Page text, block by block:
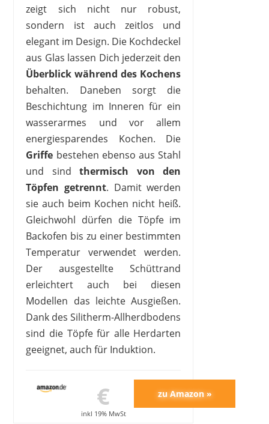
zeigt sich nicht nur robust,
sondern ist auch zeitlos und
elegant im Design. Die Kochdeckel
aus Glas lassen Dich jederzeit den
Überblick während des Kochens
behalten. Daneben sorgt die
Beschichtung im Inneren für ein
wasserarmes und vor allem
energiesparendes Kochen. Die
Griffe bestehen ebenso aus Stahl
und sindthermisch
von den
Töpfen getrennt. Damit werden
sie auch beim Kochen nicht heiß.
Gleichwohl dürfen die Töpfe im
Backofen bis zu einer bestimmten
Temperatur verwendet werden.
Der ausgestellte Schüttrand
erleichtert auch bei diesen
Modellen das leichte Ausgießen.
Dank des Silitherm-Allherdbodens
sind die Töpfe für alle Herdarten
geeignet, auch für Induktion.
€
inkl 19% MwSt